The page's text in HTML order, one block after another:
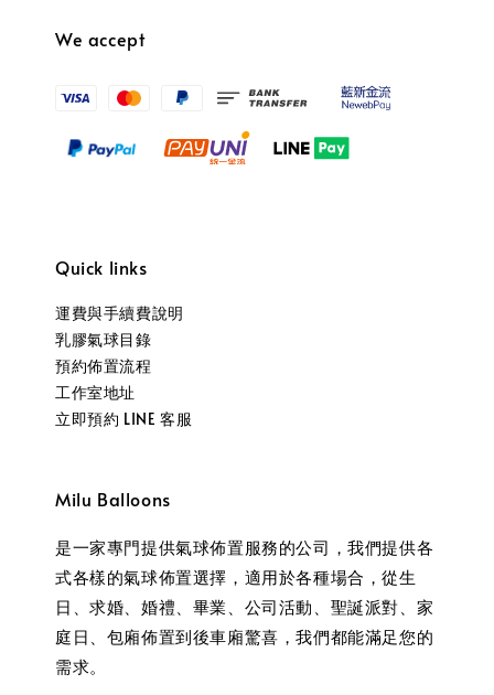
We accept
Quick links
運費與手續費說明
乳膠氣球目錄
預約佈置流程
工作室地址
立即預約 LINE 客服
Milu Balloons
是一家專門提供氣球佈置服務的公司，我們提供各
式各樣的氣球佈置選擇，適用於各種場合，從生
日、求婚、婚禮、畢業、公司活動、聖誕派對、家
庭日、包廂佈置到後車廂驚喜，我們都能滿足您的
需求。